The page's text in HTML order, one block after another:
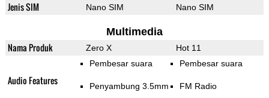
Jenis SIM Nano SIM Nano SIM
Multimedia
Nama Produk Zero X Hot 11
Audio Features
Pembesar suara
Penyambung 3.5mm
Pembesar suara
FM Radio